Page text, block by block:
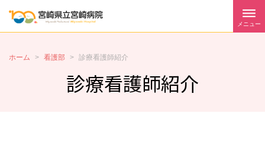
メニュー
ホーム > 看護部 > 診療看護師紹介
診療看護師紹介